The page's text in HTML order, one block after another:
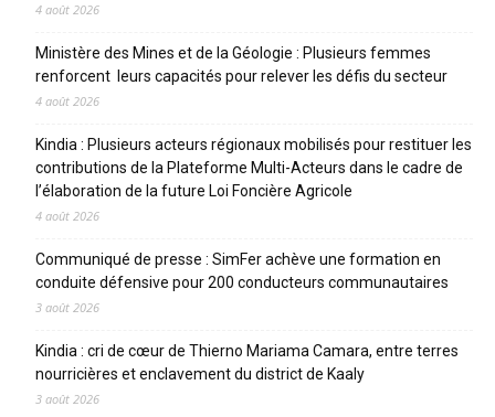
4 août 2026
Ministère des Mines et de la Géologie : Plusieurs femmes
renforcent leurs capacités pour relever les défis du secteur
4 août 2026
Kindia : Plusieurs acteurs régionaux mobilisés pour restituer les
contributions de la Plateforme Multi-Acteurs dans le cadre de
l’élaboration de la future Loi Foncière Agricole
4 août 2026
Communiqué de presse : SimFer achève une formation en
conduite défensive pour 200 conducteurs communautaires
3 août 2026
Kindia : cri de cœur de Thierno Mariama Camara, entre terres
nourricières et enclavement du district de Kaaly
3 août 2026